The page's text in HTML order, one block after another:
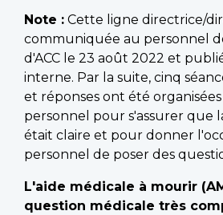
Note : Cette ligne directrice/
communiquée au personnel
d'ACC le 23 août 2022 et
interne. Par la suite, cinq
et réponses ont été
personnel pour s'assurer que
était claire et pour donner
personnel de poser des
L'aide médicale à mourir
question médicale très